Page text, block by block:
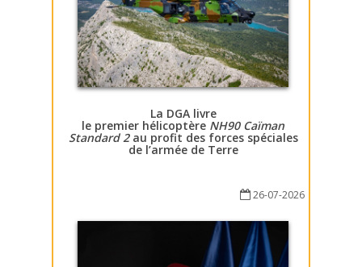
La DGA livre
le premier hélicoptère NH90 Caïman
Standard 2au profit des forces spéciales
de l’armée de Terre
26-07-2026